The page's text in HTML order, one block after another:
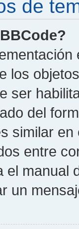
de
los
ser
del
similar
entre
el manual
un